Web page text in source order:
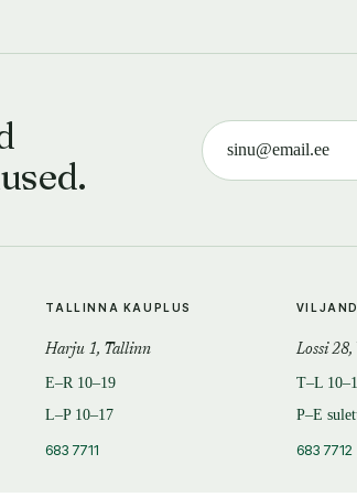
TALLINNA KAUPLUS
Harju 1, Tallinn
E–R 10–19
L–P 10–17
683 7711
Lossi
T–L
P–E
683 7712